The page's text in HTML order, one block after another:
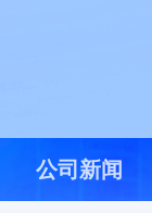
公司新闻